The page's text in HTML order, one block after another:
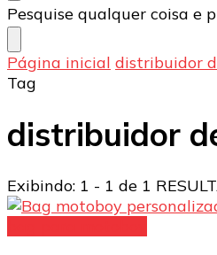
Procurando
algo?
Pesquise qualquer coisa e
Página inicial distribuidor
Tag
distribuidor
Exibindo: 1 - 1 de 1